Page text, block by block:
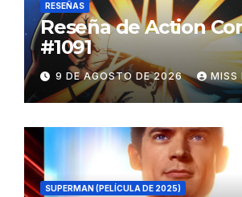
RESEÑAS
Reseña de Action
#1091
9 DE AGOSTO DE 2026 MISS
SUPERMAN (PELÍCULA DE 2025)